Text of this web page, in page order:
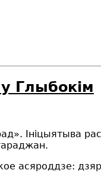
Глыбокім
Ініцыятыва
асяроддзе: